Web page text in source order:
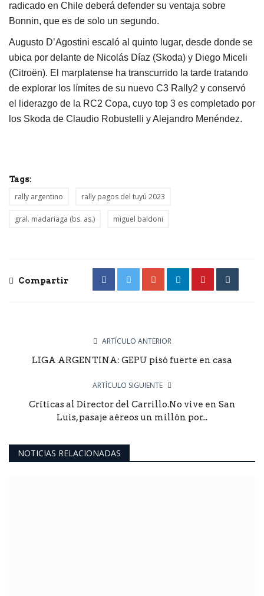
radicado en Chile deberá defender su ventaja sobre
Bonnin, que es de solo un segundo.
Augusto D’Agostini escaló al quinto lugar, desde donde se
ubica por delante de Nicolás Díaz (Skoda) y Diego Miceli
(Citroën). El marplatense ha transcurrido la tarde tratando
de explorar los límites de su nuevo C3 Rally2 y conservó
el liderazgo de la RC2 Copa, cuyo top 3 es completado por
los Skoda de Claudio Robustelli y Alejandro Menéndez.
Tags:
rally argentino rally pagos del tuyú 2023
gral. madariaga (bs. as.) miguel baldoni
Compartir
ARTÍCULO ANTERIOR
LIGA ARGENTINA: GEPU pisó fuerte en casa
ARTÍCULO SIGUIENTE
Críticas al Director del Carrillo.No vive en San
Luis, pasaje aéreos un millón por...
NOTICIAS RELACIONADAS